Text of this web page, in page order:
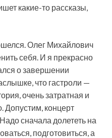
какие-то рассказы,
Олег Михайлович
себя. И я прекрасно
о завершении
что гастроли —
очень затратная и
Допустим, концерт
сначала долететь на
подготовиться, а